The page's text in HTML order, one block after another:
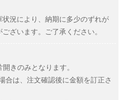
況により、納期に多少のずれが
ざいます。ご了承ください。
きのみとなります。
合は、注文確認後に金額を訂正さ